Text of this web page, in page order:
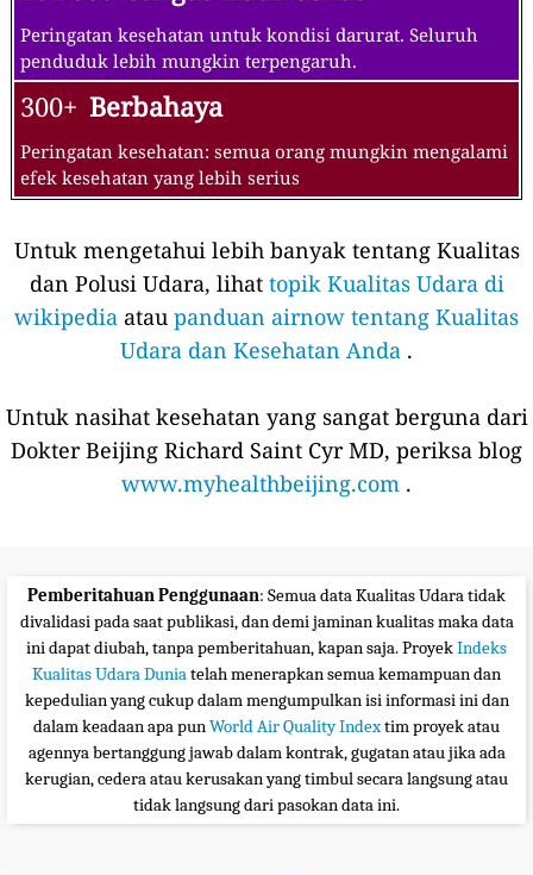
Peringatan kesehatan untuk kondisi darurat. Seluruh
penduduk lebih mungkin terpengaruh.
300+ Berbahaya
Peringatan kesehatan: semua orang mungkin mengalami
efek kesehatan yang lebih serius
Untuk mengetahui lebih banyak tentang Kualitas
dan Polusi Udara, lihat topik Kualitas Udara di
wikipedia atau panduan airnow tentang Kualitas
Udara dan Kesehatan Anda .
Untuk nasihat kesehatan yang sangat berguna dari
Dokter Beijing Richard Saint Cyr MD, periksa blog
www.myhealthbeijing.com .
Pemberitahuan Penggunaan: Semua data Kualitas Udara tidak
divalidasi pada saat publikasi, dan demi jaminan kualitas maka data
ini dapat diubah, tanpa pemberitahuan, kapan saja. ProyekIndeks
Kualitas Udara Duniatelah menerapkan semua kemampuan dan
kepedulian yang cukup dalam mengumpulkan isi informasi ini dan
dalam keadaan apa punWorld Air Quality Indextim proyek atau
agennya bertanggung jawab dalam kontrak, gugatan atau jika ada
kerugian, cedera atau kerusakan yang timbul secara langsung atau
tidak langsung dari pasokan data ini.